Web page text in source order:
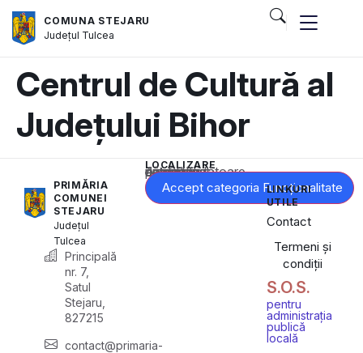
COMUNA STEJARU
Județul Tulcea
Centrul de Cultură al
Județului Bihor
PRIMĂRIA
COMUNEI
STEJARU
Județul
Tulcea
Principală
nr. 7,
Satul
Stejaru,
827215
contact@primaria-
LOCALIZARE
Acest conținut este blocat până când acceptați categoria corespunzătoare de cookie-uri.
Accept categoria Funcționalitate
LINKURI
UTILE
Contact
Termeni și
condiții
S.O.S.
pentru
administrația
publică
locală